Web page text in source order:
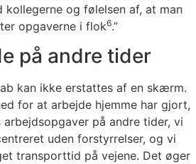
kollegerne og følelsen af, at man
opgaverne i flok6.”
på andre tider
kan ikke erstattes af en skærm.
for at arbejde hjemme har gjort,
på andre tider, vi
uden forstyrrelser, og vi
transporttid på vejene. Det øger